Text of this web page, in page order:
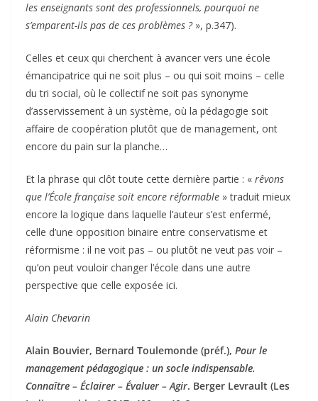
les enseignants sont des professionnels, pourquoi ne
s’emparent-ils pas de ces problèmes ?», p.347).
Celles et ceux qui cherchent à avancer vers une école
émancipatrice qui ne soit plus – ou qui soit moins – celle
du tri social, où le collectif ne soit pas synonyme
d’asservissement à un système, où la pédagogie soit
affaire de coopération plutôt que de management, ont
encore du pain sur la planche…
Et la phrase qui clôt toute cette dernière partie : « rêvons
que l’École française soit encore réformable » traduit mieux
encore la logique dans laquelle l’auteur s’est enfermé,
celle d’une opposition binaire entre conservatisme et
réformisme : il ne voit pas – ou plutôt ne veut pas voir –
qu’on peut vouloir changer l’école dans une autre
perspective que celle exposée ici.
Alain Chevarin
Alain Bouvier, Bernard Toulemonde (préf.), Pour le
management pédagogique : un socle indispensable.
Connaître – Éclairer – Évaluer – Agir. Berger Levrault (Les